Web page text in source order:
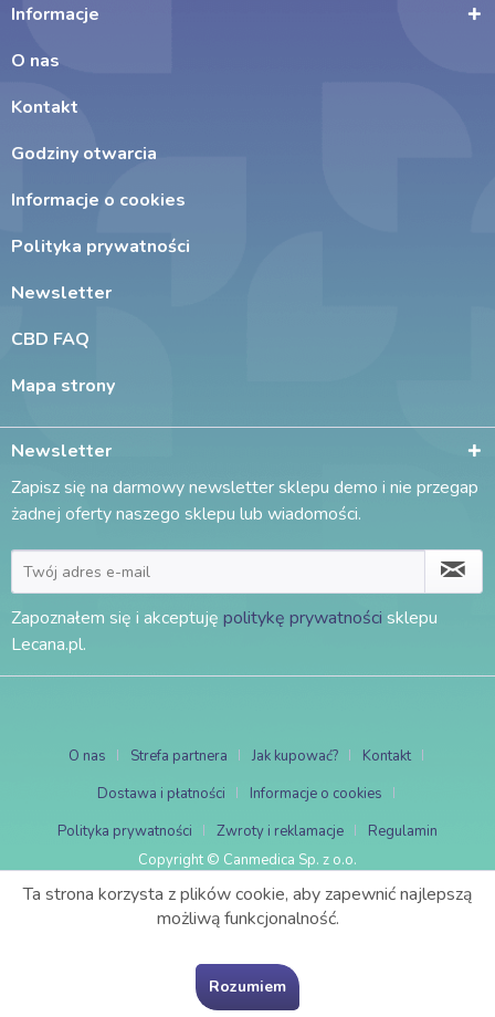
Informacje
O nas
Kontakt
Godziny otwarcia
Informacje o cookies
Polityka prywatności
Newsletter
CBD FAQ
Mapa strony
Newsletter
Zapisz się na darmowy newsletter sklepu demo i nie przegap
żadnej oferty naszego sklepu lub wiadomości.
Zapoznałem się i akceptuję politykę prywatności sklepu
Lecana.pl.
O nas Strefa partnera Jak kupować?
Kontakt
Dostawa i płatności
Informacje o cookies
Polityka prywatności
Zwroty i reklamacje
Regulamin
Copyright © Canmedica Sp. z o.o.
Ta strona korzysta z plików cookie, aby zapewnić najlepszą
możliwą funkcjonalność.
Rozumiem